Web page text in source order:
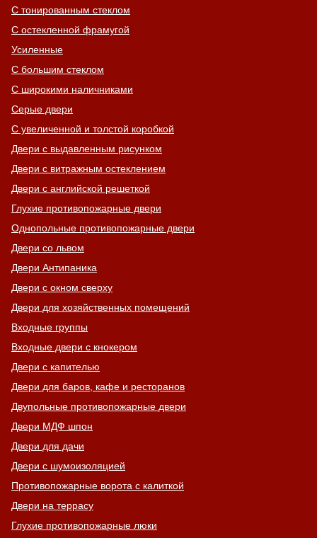
С тонированным стеклом
С остекленной фрамугой
Усиленные
С большим стеклом
С широкими наличниками
Серые двери
С увеличенной и толстой коробкой
Двери с выдавленным рисунком
Двери с витражным остеклением
Двери с английской решеткой
Глухие противопожарные двери
Однопольные противопожарные двери
Двери со львом
Двери Антипаника
Двери с окном сверху
Двери для хозяйственных помещений
Входные группы
Входные двери с кнокером
Двери с капителью
Двери для баров, кафе и ресторанов
Двупольные противопожарные двери
Двери МДФ шпон
Двери для дачи
Двери с шумоизоляцией
Противопожарные ворота с калиткой
Двери на террасу
Глухие противопожарные люки